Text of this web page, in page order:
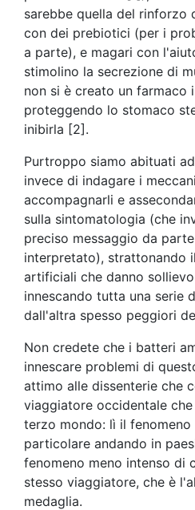
sarebbe quella del rinforzo
con dei prebiotici (per i
a parte), e magari con
stimolino la secrezione di
non si è creato un farmaco
proteggendo lo stomaco
inibirla [2].
Purtroppo siamo abituati
invece di indagare i
accompagnarli e
sulla sintomatologia (che
preciso messaggio da
interpretato), strattonando
artificiali che danno
innescando tutta una serie
dall'altra spesso peggiori
Non credete che i batteri
innescare problemi di
attimo alle dissenterie che
viaggiatore occidentale
terzo mondo: lì il
particolare andando in
fenomeno meno intenso di
stesso viaggiatore, che è
medaglia.